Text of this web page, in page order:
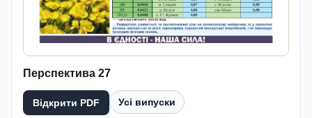
Перспектива 27
Відкрити PDF Усі випуски